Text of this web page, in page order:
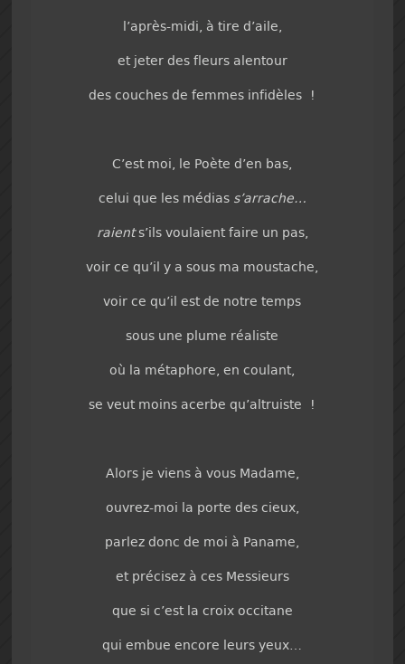
l’après-midi, à tire d’aile,
et jeter des fleurs alentour
des couches de femmes infidèles !
C’est moi, le Poète d’en bas,
celui que les médias s’arrache…
raients’ils voulaient faire un pas,
voir ce qu’il y a sous ma moustache,
voir ce qu’il est de notre temps
sous une plume réaliste
où la métaphore, en coulant,
se veut moins acerbe qu’altruiste !
Alors je viens à vous Madame,
ouvrez-moi la porte des cieux,
parlez donc de moi à Paname,
et précisez à ces Messieurs
que si c’est la croix occitane
qui embue encore leurs yeux…